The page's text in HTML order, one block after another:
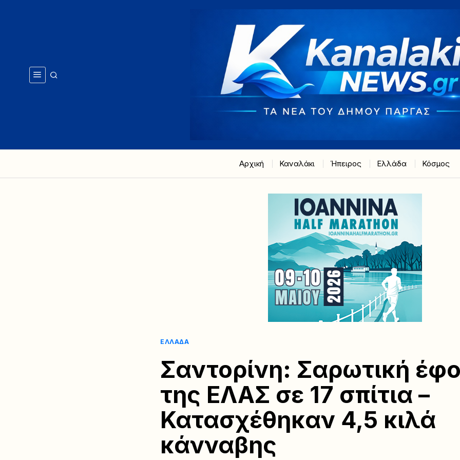
Αρχική Καναλάκι Ήπειρος Ελλάδα Κόσμος
ΕΛΛΆΔΑ
Σαντορίνη: Σαρωτική
της ΕΛΑΣ σε 17 σπίτια –
Κατασχέθηκαν 4,5 κιλά
κάνναβης